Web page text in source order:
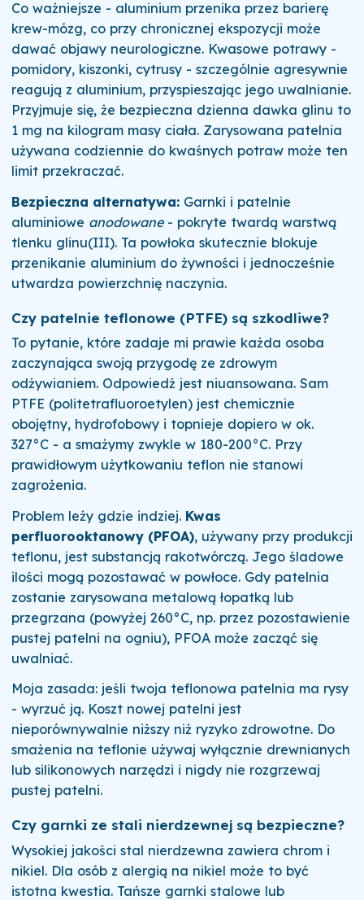
Co ważniejsze - aluminium przenika przez barierę
krew-mózg, co przy chronicznej ekspozycji może
dawać objawy neurologiczne. Kwasowe potrawy -
pomidory, kiszonki, cytrusy - szczególnie agresywnie
reagują z aluminium, przyspieszając jego uwalnianie.
Przyjmuje się, że bezpieczna dzienna dawka glinu to
1 mg na kilogram masy ciała. Zarysowana patelnia
używana codziennie do kwaśnych potraw może ten
limit przekraczać.
Bezpieczna alternatywa:Garnki i patelnie
aluminiowe anodowane- pokryte twardą warstwą
tlenku glinu(III). Ta powłoka skutecznie blokuje
przenikanie aluminium do żywności i jednocześnie
utwardza powierzchnię naczynia.
Czy patelnie teflonowe (PTFE) są szkodliwe?
To pytanie, które zadaje mi prawie każda osoba
zaczynająca swoją przygodę ze zdrowym
odżywianiem. Odpowiedź jest niuansowana. Sam
PTFE (politetrafluoroetylen) jest chemicznie
obojętny, hydrofobowy i topnieje dopiero w ok.
327°C - a smażymy zwykle w 180-200°C. Przy
prawidłowym użytkowaniu teflon nie stanowi
zagrożenia.
Problem leży gdzie indziej. Kwas
perfluorooktanowy (PFOA), używany przy produkcji
teflonu, jest substancją rakotwórczą. Jego śladowe
ilości mogą pozostawać w powłoce. Gdy patelnia
zostanie zarysowana metalową łopatką lub
przegrzana (powyżej 260°C, np. przez pozostawienie
pustej patelni na ogniu), PFOA może zacząć się
uwalniać.
Moja zasada: jeśli twoja teflonowa patelnia ma rysy
- wyrzuć ją. Koszt nowej patelni jest
nieporównywalnie niższy niż ryzyko zdrowotne. Do
smażenia na teflonie używaj wyłącznie drewnianych
lub silikonowych narzędzi i nigdy nie rozgrzewaj
pustej patelni.
Czy garnki ze stali nierdzewnej są bezpieczne?
Wysokiej jakości stal nierdzewna zawiera chrom i
nikiel. Dla osób z alergią na nikiel może to być
istotna kwestia. Tańsze garnki stalowe lub